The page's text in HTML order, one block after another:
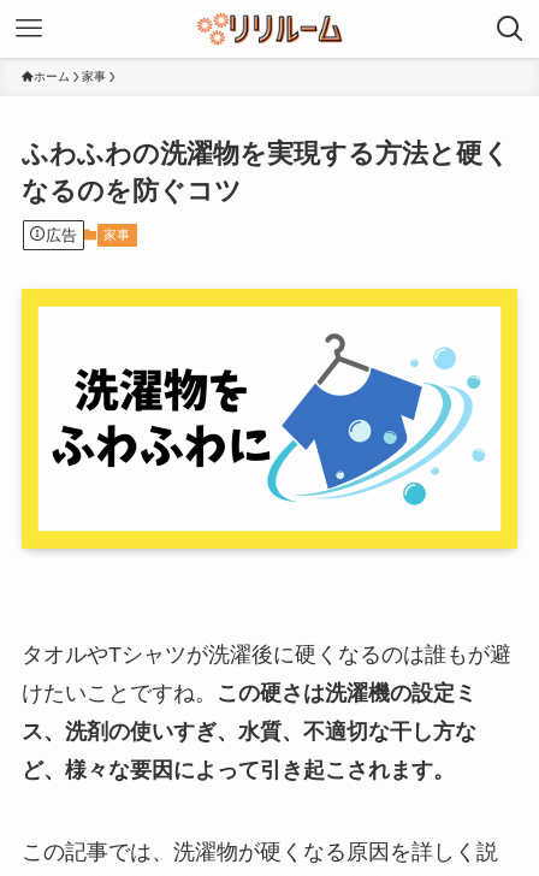
ホーム 家事
ふわふわの洗濯物を実現する方法と硬く
なるのを防ぐコツ
広告 家事
タオルやTシャツが洗濯後に硬くなるのは誰もが避
けたいことですね。
この硬さは洗濯機の設定ミ
ス、洗剤の使いすぎ、水質、不適切な干し方な
ど、様々な要因によって引き起こされます。
この記事では、洗濯物が硬くなる原因を詳しく説